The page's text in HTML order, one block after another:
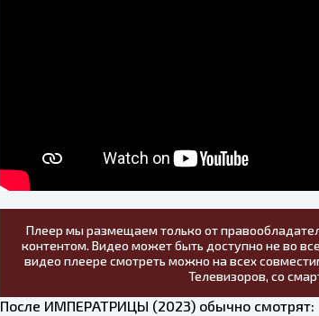
Плеер мы размещаем только от
контентом. Видео может быть доступно не во
видео плеере смотреть можно на всех
Телевизоров, со
После ИМПЕРАТРИЦЫ (2023) обычно смотрят: